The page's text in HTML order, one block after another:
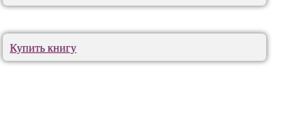
Купить книгу